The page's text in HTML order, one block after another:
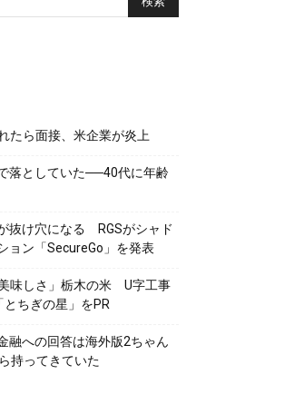
たら面接、米企業が炎上
落としていた──40代に年齢
抜け穴になる RGSがシャド
ョン「SecureGo」を発表
美味しさ」栃木の米 U字工事
ちぎの星」をPR
融への回答は海外版2ちゃん
持ってきていた